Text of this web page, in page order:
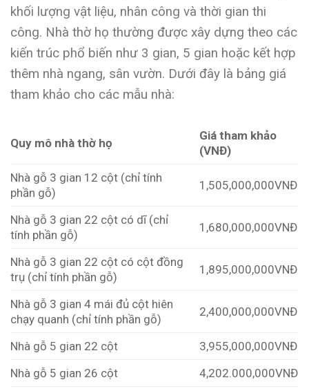
khối lượng vật liệu, nhân công và thời gian thi
công. Nhà thờ họ thường được xây dựng theo các
kiến trúc phổ biến như 3 gian, 5 gian hoặc kết hợp
thêm nhà ngang, sân vườn. Dưới đây là bảng giá
tham khảo cho các mẫu nhà:
Quy mô nhà thờ họ
Giá tham khảo
(VNĐ)
Nhà gỗ 3 gian 12 cột (chỉ tính
phần gỗ)
1,505,000,000VNĐ
Nhà gỗ 3 gian 22 cột có dĩ (chỉ
tính phần gỗ)
1,680,000,000VNĐ
Nhà gỗ 3 gian 22 cột có cột đồng
trụ (chỉ tính phần gỗ)
1,895,000,000VNĐ
Nhà gỗ 3 gian 4 mái đủ cột hiên
chạy quanh (chỉ tính phần gỗ)
2,400,000,000VNĐ
Nhà gỗ 5 gian 22 cột
3,955,000,000VNĐ
Nhà gỗ 5 gian 26 cột
4,202.000,000VNĐ